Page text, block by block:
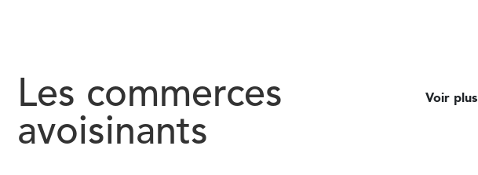
Les commerces
avoisinants
Voir plus